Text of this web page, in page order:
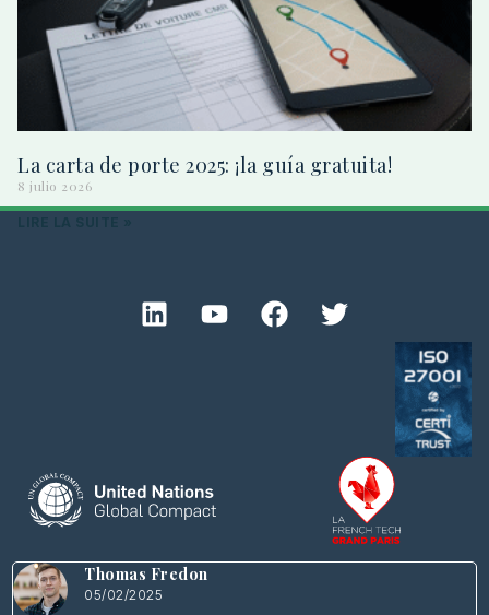
La carta de porte 2025: ¡la guía gratuita!
8 julio 2026
Thomas Fredon
05/02/2025